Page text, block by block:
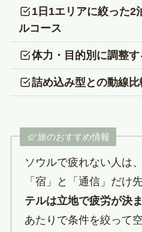
1日1エリアに絞った2
ルコース
体力・目的別に調整す
詰め込み型との動線比
旅のおすすめ情報
ソウルで疲れない人は
「宿」と「通信」だけ
テルは立地で疲労が決
あたりで条件を絞って